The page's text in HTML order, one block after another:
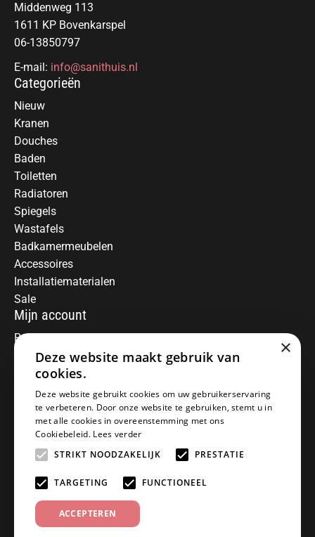
Middenweg 113
1611 KP Bovenkarspel
06-13850797
E-mail: info@sanithuis.nl
Categorieën
Nieuw
Kranen
Douches
Baden
Toiletten
Radiatoren
Spiegels
Wastafels
Badkamermeubelen
Accessoires
Installatiematerialen
Sale
Mijn account
Registreren
Mijn bestellingen
Informatie
Over ons
Algemene voorwaarden
Disclaimer
Privacy Policy
Betaalmethoden
Retourneren
Klantenservice
Offerte aanvragen
×
Deze website maakt gebruik van
cookies.
Deze website gebruikt cookies om uw gebruikerservaring
te verbeteren. Door onze website te gebruiken, stemt u in
met alle cookies in overeenstemming met ons
Cookiebeleid. Lees verder
STRIKT NOODZAKELIJK
PRESTATIE
TARGETING FUNCTIONEEL
ACCEPTEREN